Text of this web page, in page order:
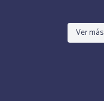
Ver más